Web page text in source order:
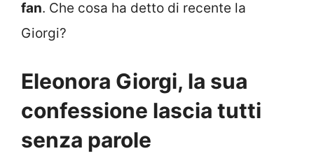
fan. Che cosa ha detto di recente la
Giorgi?
Eleonora Giorgi, la sua
confessione lascia tutti
senza parole